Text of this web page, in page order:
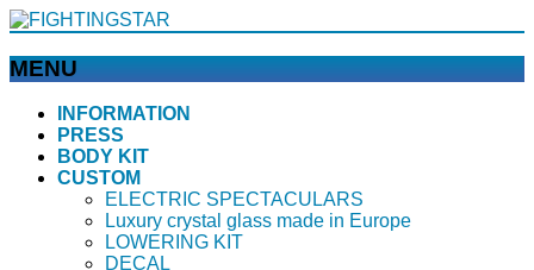
MENU
INFORMATION
PRESS
BODY KIT
CUSTOM
ELECTRIC SPECTACULARS
Luxury crystal glass made in Europe
LOWERING KIT
DECAL